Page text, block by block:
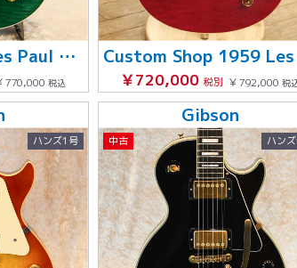
Custom Shop Les Paul Elegant
770,000税込 ￥720,000税別 ￥792,000税
ハンズ1号
Gibson
中古 ハン